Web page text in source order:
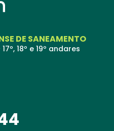
DE SANEAMENTO
18º e 19º andares